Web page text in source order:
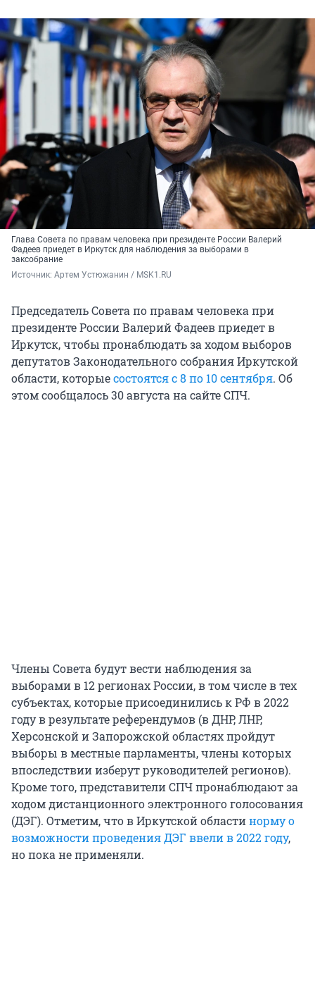
Глава Совета по правам человека при президенте России Валерий
Фадеев приедет в Иркутск для наблюдения за выборами в
заксобрание
Источник: Артем Устюжанин / MSK1.RU
Председатель Совета по правам человека при
президенте России Валерий Фадеев приедет в
Иркутск, чтобы пронаблюдать за ходом выборов
депутатов Законодательного собрания Иркутской
области, которыесостоятся с 8 по 10 сентября. Об
этом сообщалось 30 августа на сайте СПЧ.
Члены Совета будут вести наблюдения за
выборами в 12 регионах России, в том числе в тех
субъектах, которые присоединились к РФ в 2022
году в результате референдумов (в ДНР, ЛНР,
Херсонской и Запорожской областях пройдут
выборы в местные парламенты, члены которых
впоследствии изберут руководителей регионов).
Кроме того, представители СПЧ пронаблюдают за
ходом дистанционного электронного голосования
(ДЭГ). Отметим, что в Иркутской областинорму о
возможности проведения ДЭГ ввели в 2022 году,
но пока не применяли.